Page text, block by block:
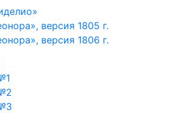
версия 1805 г.
версия 1806 г.